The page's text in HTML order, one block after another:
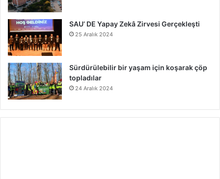
SAU’ DE Yapay Zekâ Zirvesi Gerçekleşti
25 Aralık 2024
Sürdürülebilir bir yaşam için koşarak çöp
topladılar
24 Aralık 2024